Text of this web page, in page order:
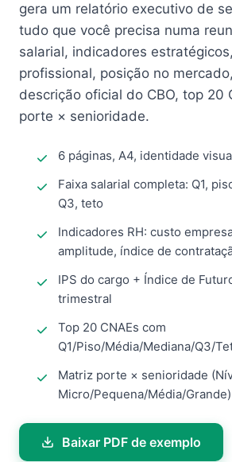
gera um relatório executivo de
tudo que você precisa numa
salarial, indicadores
profissional, posição no
descrição oficial do CBO, top 20
porte × senioridade.
6 páginas, A4, identidade
Faixa salarial completa: Q1,
Q3, teto
Indicadores RH: custo
amplitude, índice de
IPS do cargo + Índice de
trimestral
Top 20 CNAEs com
Q1/Piso/Média/Mediana/Q3/
Matriz porte × senioridade
Micro/Pequena/Média/Grande)
Baixar PDF de exemplo